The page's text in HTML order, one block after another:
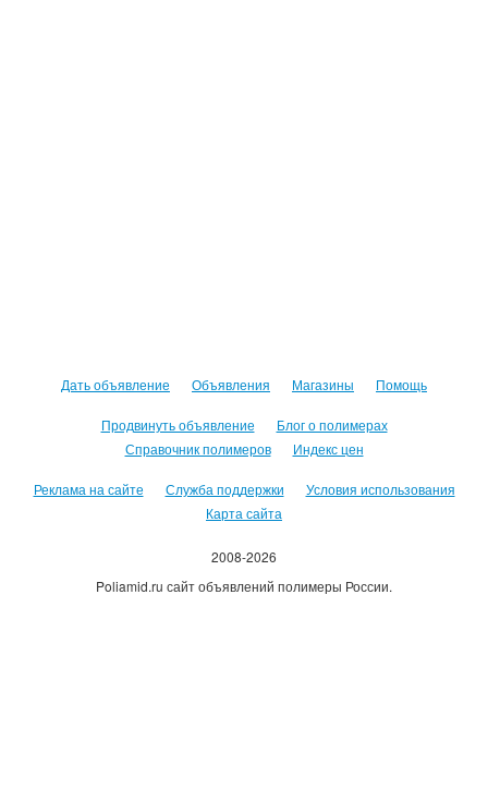
Дать объявление Объявления Магазины Помощь
Продвинуть объявление
Блог о полимерах
Справочник полимеров
Индекс цен
Реклама на сайте Служба поддержки
Условия использования
Карта сайта
2008-2026
Poliamid.ru сайт объявлений полимеры России.